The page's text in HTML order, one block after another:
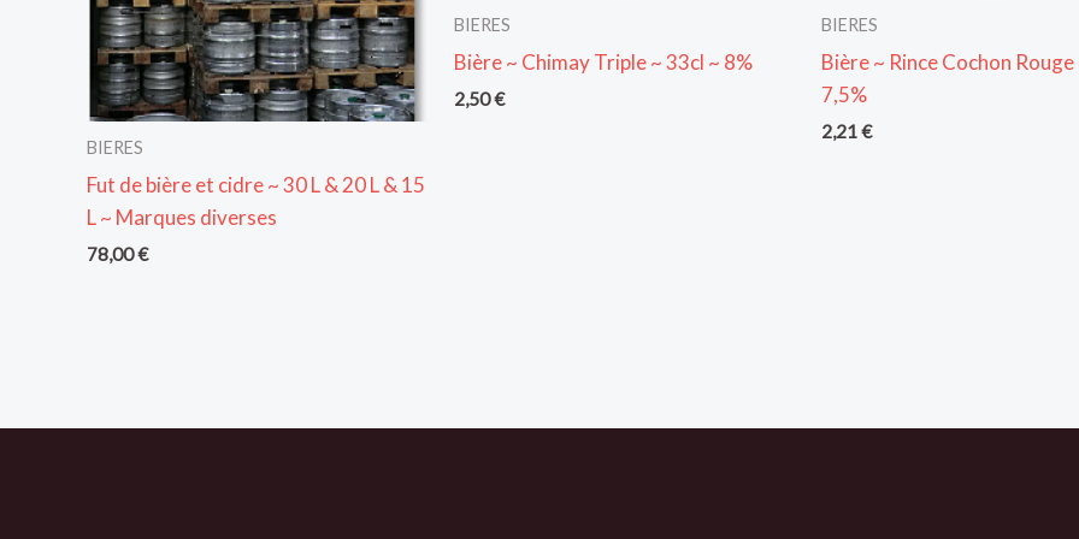
BIERES
Fut de bière et cidre ~ 30 L & 20 L & 15
L ~ Marques diverses
78,00€
BIERES
Bière ~ Chimay Triple ~ 33cl ~ 8%
2,50€
BIERES
Bière ~ Rince Cochon Rouge
7,5%
2,21€